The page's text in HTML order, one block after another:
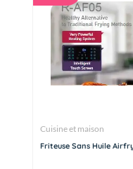
Cuisine et maison
Friteuse Sans Huile